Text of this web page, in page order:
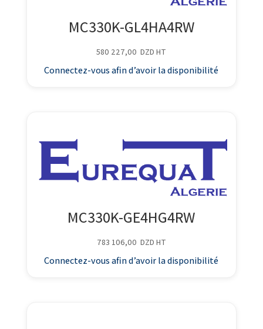
MC330K-GL4HA4RW
580 227,00 DZD HT
Connectez-vous afin d’avoir la disponibilité
MC330K-GE4HG4RW
783 106,00 DZD HT
Connectez-vous afin d’avoir la disponibilité